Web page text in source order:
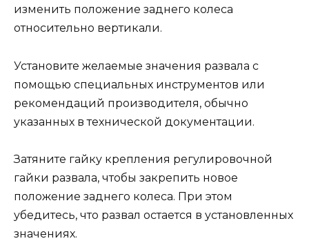
изменить положение заднего колеса
относительно вертикали.
Установите желаемые значения развала с
помощью специальных инструментов или
рекомендаций производителя, обычно
указанных в технической документации.
Затяните гайку крепления регулировочной
гайки развала, чтобы закрепить новое
положение заднего колеса. При этом
убедитесь, что развал остается в установленных
значениях.